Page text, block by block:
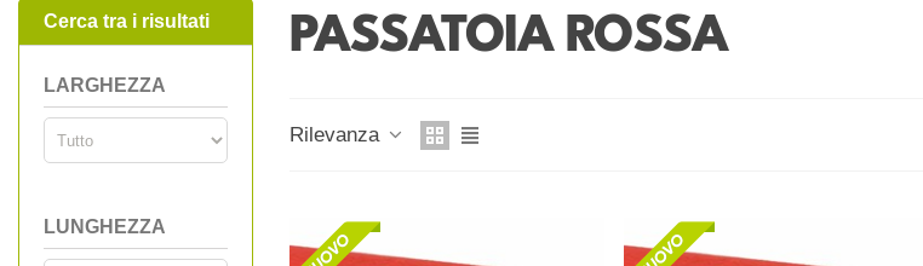
Cerca tra i risultati
LARGHEZZA
LUNGHEZZA
PASSATOIA ROSSA
Rilevanza